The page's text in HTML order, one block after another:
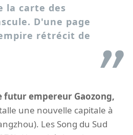
la carte des
D'une page
rétrécit de
futur empereur Gaozong,
une nouvelle capitale à
Les Song du Sud